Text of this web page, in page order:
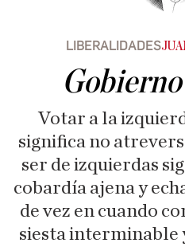
LIBERALIDADES
Votar a la
significa no
ser de izquierdas
cobardía ajena y
de vez en cuando
siesta interminable